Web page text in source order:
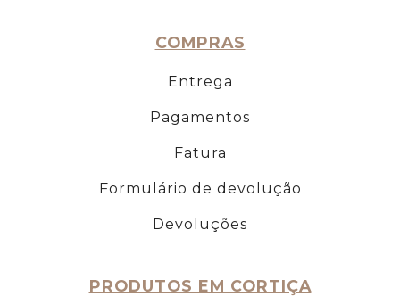
COMPRAS
Entrega
Pagamentos
Fatura
Formulário de devolução
Devoluções
PRODUTOS EM CORTIÇA